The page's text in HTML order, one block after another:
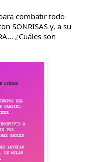
combatir todo
SONRISAS y, a su
¿Cuáles son